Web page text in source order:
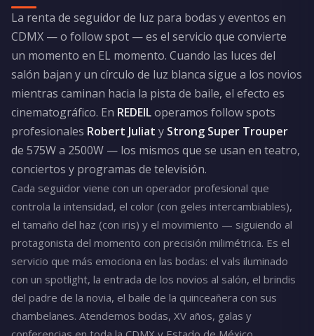
La renta de seguidor de luz para bodas y eventos en
CDMX — o follow spot — es el servicio que convierte
un momento en EL momento. Cuando las luces del
salón bajan y un círculo de luz blanca sigue a los novios
mientras caminan hacia la pista de baile, el efecto es
cinematográfico. En REDEILoperamos follow spots
profesionales Robert Juliat y Strong Super Trouper
de 575W a 2500W — los mismos que se usan en teatro,
conciertos y programas de televisión.
Cada seguidor viene con un operador profesional que
controla la intensidad, el color (con geles intercambiables),
el tamaño del haz (con iris) y el movimiento — siguiendo al
protagonista del momento con precisión milimétrica. Es el
servicio que más emociona en las bodas: el vals iluminado
con un spotlight, la entrada de los novios al salón, el brindis
del padre de la novia, el baile de la quinceañera con sus
chambelanes. Atendemos bodas, XV años, galas y